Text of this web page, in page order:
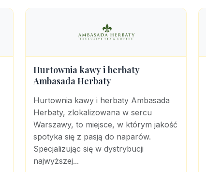
Hurtownia kawy i herbaty
Ambasada Herbaty
Hurtownia kawy i herbaty Ambasada
Herbaty, zlokalizowana w sercu
Warszawy, to miejsce, w którym jakość
spotyka się z pasją do naparów.
Specjalizując się w dystrybucji
najwyższej...